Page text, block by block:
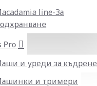
line-За
Pro
и уреди за къдрене
и тримери